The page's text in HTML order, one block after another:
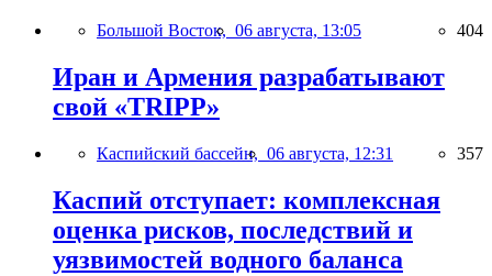
Большой Восток, 06 августа, 13:05 404
Иран и Армения разрабатывают
свой «TRIPP»
Каспийский бассейн, 06 августа, 12:31 357
Каспий отступает: комплексная
оценка рисков, последствий и
уязвимостей водного баланса